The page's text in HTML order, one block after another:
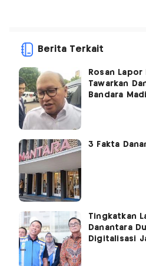
Berita Terkait
Rosan
Tawarkan
Bandara
3 Fakta
Tingkatkan
Danantara
Digitalisasi